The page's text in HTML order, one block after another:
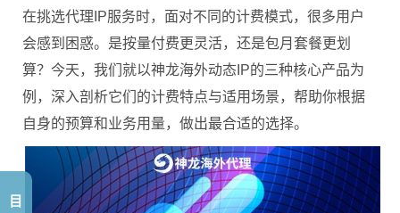
在挑选代理IP服务时，面对不同的计费模式，很多用户
会感到困惑。是按量付费更灵活，还是包月套餐更划
算？今天，我们就以神龙海外动态IP的三种核心产品为
例，深入剖析它们的计费特点与适用场景，帮助你根据
自身的预算和业务用量，做出最合适的选择。
目